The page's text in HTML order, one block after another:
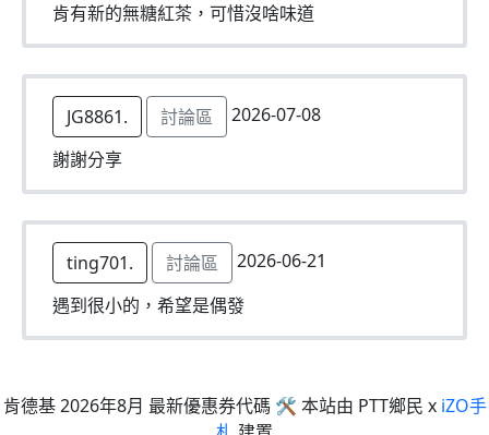
肯有新的無糖紅茶，可惜沒啥味道
JG8861. 討論區
2026-07-08
謝謝分享
ting701. 討論區
2026-06-21
遇到很小的，希望是偶發
肯德基 2026年8月 最新優惠券代碼 🛠 本站由 PTT鄉民 x iZO手